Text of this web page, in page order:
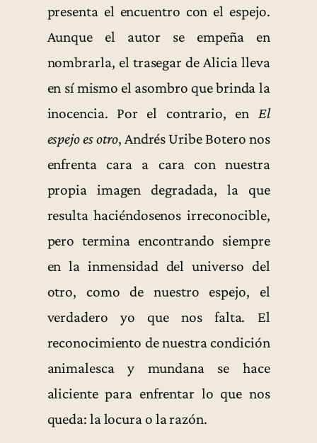
presenta el encuentro con el espejo.
Aunque el autor se empeña en
nombrarla, el trasegar de Alicia lleva
en sí mismo el asombro que brinda la
inocencia. Por el contrario, en El
espejo es otro, Andrés Uribe Botero nos
enfrenta cara a cara con nuestra
propia imagen degradada, la que
resulta haciéndosenos irreconocible,
pero termina encontrando siempre
en la inmensidad del universo del
otro, como de nuestro espejo, el
verdadero yo que nos falta. El
reconocimiento de nuestra condición
animalesca y mundana se hace
aliciente para enfrentar lo que nos
queda: la locura o la razón.